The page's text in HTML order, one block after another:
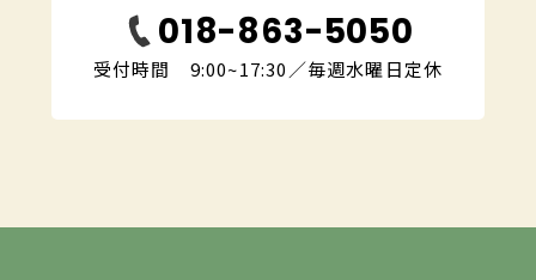
018-863-5050
受付時間 9:00~17:30／毎週水曜日定休